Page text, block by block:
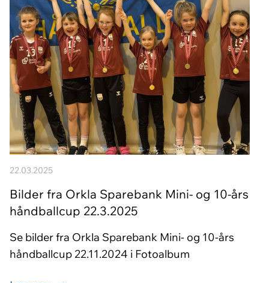
22.03.2025
Bilder fra Orkla Sparebank Mini- og 10-års
håndballcup 22.3.2025
Se bilder fra Orkla Sparebank Mini- og 10-års
håndballcup 22.11.2024 i Fotoalbum